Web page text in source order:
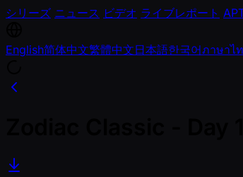
シリーズ ニュース ビデオ ライブレポート
English简体中文繁體中文日本語한국어ภาษาไ